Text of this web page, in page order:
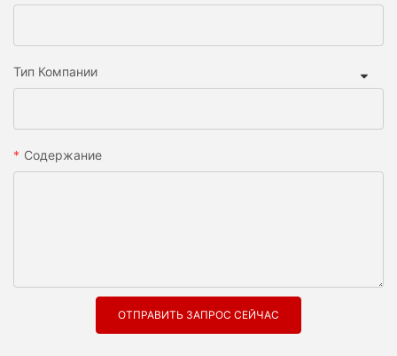
Тип Компании
Содержание
ОТПРАВИТЬ ЗАПРОС СЕЙЧАС